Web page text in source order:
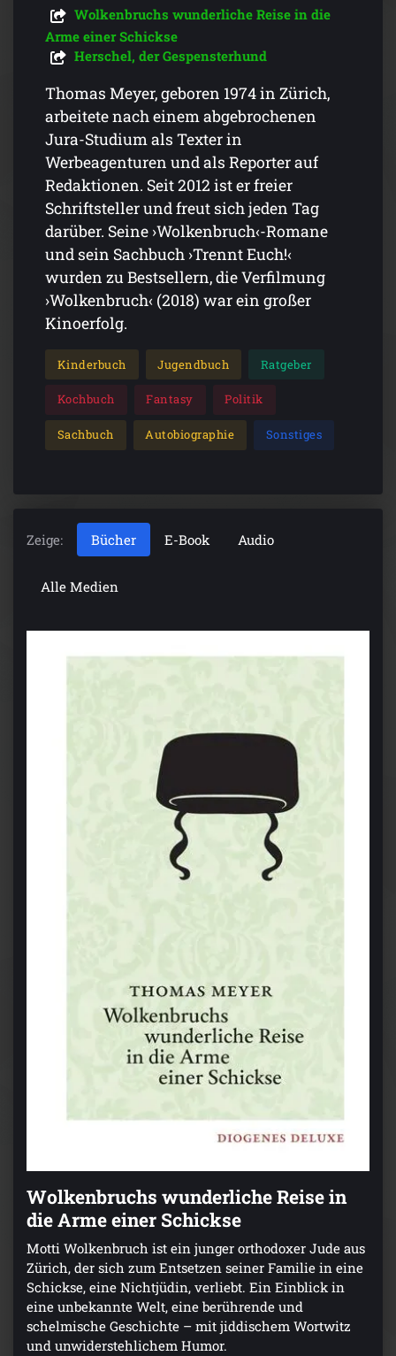
Wolkenbruchs wunderliche Reise in die
Arme einer Schickse
Herschel, der Gespensterhund
Thomas Meyer, geboren 1974 in Zürich,
arbeitete nach einem abgebrochenen
Jura-Studium als Texter in
Werbeagenturen und als Reporter auf
Redaktionen. Seit 2012 ist er freier
Schriftsteller und freut sich jeden Tag
darüber. Seine ›Wolkenbruch‹-Romane
und sein Sachbuch ›Trennt Euch!‹
wurden zu Bestsellern, die Verfilmung
›Wolkenbruch‹ (2018) war ein großer
Kinoerfolg.
Kinderbuch Jugendbuch Ratgeber
Kochbuch Fantasy Politik
Sachbuch Autobiographie Sonstiges
Zeige: Bücher E-Book Audio
Alle Medien
Wolkenbruchs wunderliche Reise in
die Arme einer Schickse
Motti Wolkenbruch ist ein junger orthodoxer Jude aus
Zürich, der sich zum Entsetzen seiner Familie in eine
Schickse, eine Nichtjüdin, verliebt. Ein Einblick in
eine unbekannte Welt, eine berührende und
schelmische Geschichte – mit jiddischem Wortwitz
und unwiderstehlichem Humor.